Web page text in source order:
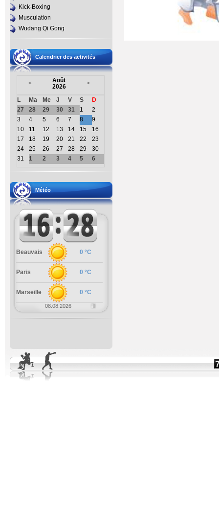
Kick-Boxing
Musculation
Wudang Qi Gong
Calendrier des activités
<
Août
2026
>
L Ma Me J V S
D
27
28 29 30 31 1
2
3
4 5 6 7 8
9
10
11 12 13 14 15
16
17
18 19 20 21 22
23
24
25 26 27 28 29
30
31
1 2 3 4 5 6
Météo
Beauvais 0 °C
Paris 0 °C
Marseille 0 °C
08.08.2026